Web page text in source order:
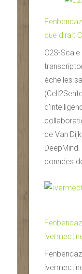
que dirait
C2S-
échelles
de Van
données